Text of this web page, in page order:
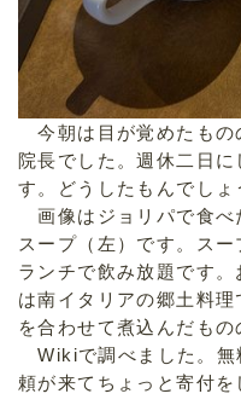
今朝は目が覚めたもの
院長でした。週休二日
す。どうしたもんでしょ
画像はジョリパで食べ
スープ（左）です。ス
ランチで飲み放題です
は南イタリアの郷土料
を合わせて煮込んだもの
Wikiで調べました。無
頼が来てちょっと寄付を